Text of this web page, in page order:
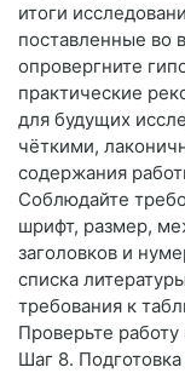
итоги
поставленные во
опровергните
практические
для будущих
чёткими,
содержания
Соблюдайте
шрифт, размер,
заголовков и
списка
требования к
Проверьте
Шаг 8.